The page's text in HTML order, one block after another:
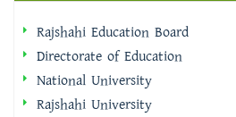
Rajshahi Education Board
Directorate of Education
National University
Rajshahi University